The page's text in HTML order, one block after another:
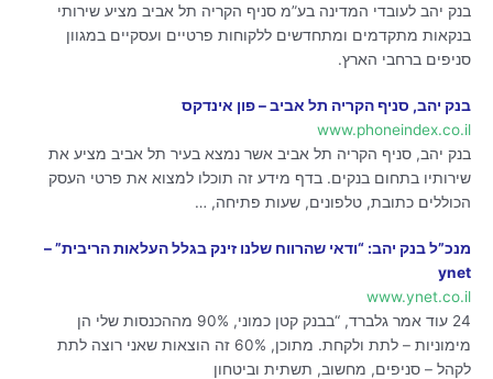
בנק יהב לעובדי המדינה בע”מ סניף הקריה תל אביב מציע שירותי
בנקאות מתקדמים ומתחדשים ללקוחות פרטיים ועסקיים במגוון
סניפים ברחבי הארץ.
בנק יהב, סניף הקריה תל אביב – פון אינדקס
www.phoneindex.co.il
בנק יהב, סניף הקריה תל אביב אשר נמצא בעיר תל אביב מציע את
שירותיו בתחום בנקים. בדף מידע זה תוכלו למצוא את פרטי העסק
הכוללים כתובת, טלפונים, שעות פתיחה, …
מנכ”ל בנק יהב: “ודאי שהרווח שלנו זינק בגלל העלאות הריבית” –
ynet
www.ynet.co.il
24 עוד אמר גלברד, “בבנק קטן כמוני, 90% מההכנסות שלי הן
מימוניות – לתת ולקחת. מתוכן, 60% זה הוצאות שאני רוצה לתת
לקהל – סניפים, מחשוב, תשתית וביטחון